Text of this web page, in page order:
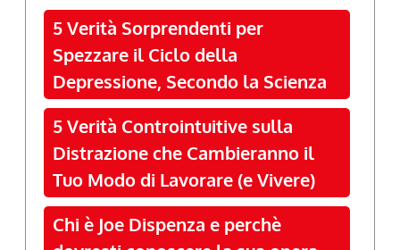
5 Verità Sorprendenti per
Spezzare il Ciclo della
Depressione, Secondo la Scienza
5 Verità Controintuitive sulla
Distrazione che Cambieranno il
Tuo Modo di Lavorare (e Vivere)
Chi è Joe Dispenza e perchè